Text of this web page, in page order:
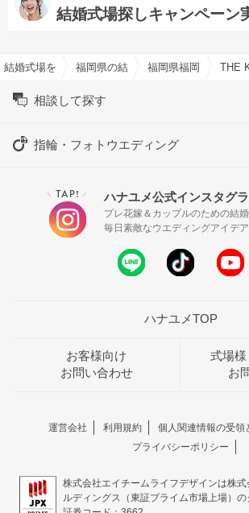
結婚式場探しキャンペーン
結婚式場を探すならハナユメ
福岡県の結婚式場一覧福岡県福岡市の結婚
THE
相談して探す
指輪・フォトウエディング
＼ TAP! ／ ハナユメ公式インスタグ
プレ花嫁＆カップルのための結
毎日素敵なウエディングアイデ
ハナユメTOP
お客様向け
お問い合わせ
式場様
お
運営会社 利用規約
個人関連情報の受領
プライバシーポリシー
株式会社エイチームライフデザインは株
ルディングス（東証プライム市場上場）の